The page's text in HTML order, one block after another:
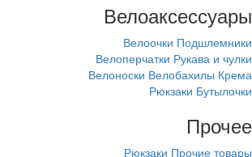
Велоаксессуары
Велоочки Подшлемники
Велоперчатки Рукава и чулки
Велоноски Велобахилы Крема
Рюкзаки Бутылочки
Прочее
Рюкзаки Прочие товары